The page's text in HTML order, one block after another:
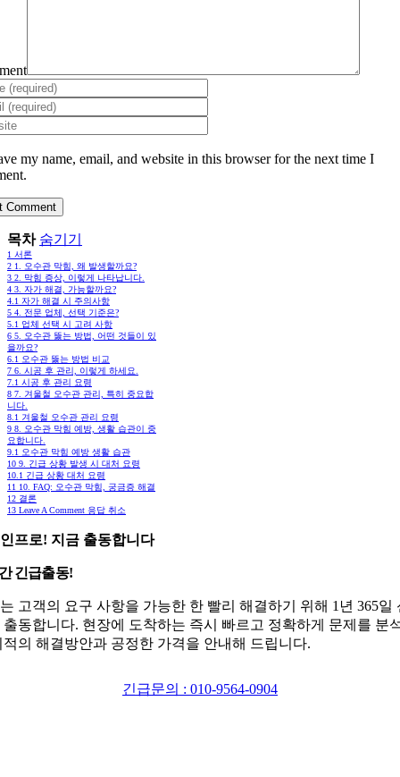
my name, email, and website in this browser for the next time I
목차 숨기기
1 서론
2 1. 오수관 막힘, 왜 발생할까요?
3 2. 막힘 증상, 이렇게 나타납니다.
4 3. 자가 해결, 가능할까요?
4.1 자가 해결 시 주의사항
5 4. 전문 업체, 선택 기준은?
5.1 업체 선택 시 고려 사항
6 5. 오수관 뚫는 방법, 어떤 것들이 있
을까요?
6.1 오수관 뚫는 방법 비교
7 6. 시공 후 관리, 이렇게 하세요.
7.1 시공 후 관리 요령
8 7. 겨울철 오수관 관리, 특히 중요합
니다.
8.1 겨울철 오수관 관리 요령
9 8. 오수관 막힘 예방, 생활 습관이 중
요합니다.
9.1 오수관 막힘 예방 생활 습관
10 9. 긴급 상황 발생 시 대처 요령
10.1 긴급 상황 대처 요령
11 10. FAQ: 오수관 막힘, 궁금증 해결
12 결론
13 Leave A Comment 응답 취소
프로! 지금 출동합니다
긴급출동!
고객의 요구 사항을 가능한 한 빨리 해결하기 위해 1년 365일
출동합니다. 현장에 도착하는 즉시 빠르고 정확하게 문제를 분
적의 해결방안과 공정한 가격을 안내해 드립니다.
긴급문의 : 010-9564-0904